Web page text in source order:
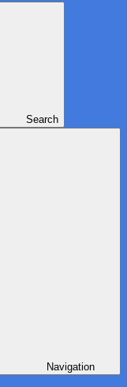
Search
Navigation